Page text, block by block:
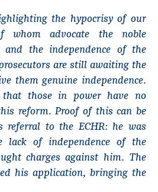
the hypocrisy of our
whom advocate the noble
the independence of the
are still awaiting the
them genuine independence.
those in power have no
reform. Proof of this can be
to the ECHR: he was
lack of independence of the
charges against him. The
his application, bringing the